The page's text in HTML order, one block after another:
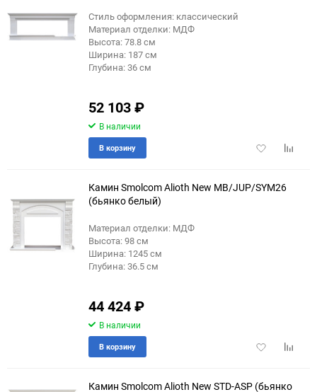
Стиль оформления: классический
Материал отделки: МДФ
Высота: 78.8 см
Ширина: 187 см
Глубина: 36 см
52 103₽
В наличии
Добавить
В корзину
Камин Smolcom Alioth New MB/JUP/SYM26
(бьянко белый)
Материал отделки: МДФ
Высота: 98 см
Ширина: 1245 см
Глубина: 36.5 см
44 424₽
В наличии
Добавить
В корзину
Камин Smolcom Alioth New STD-ASP (бьянко